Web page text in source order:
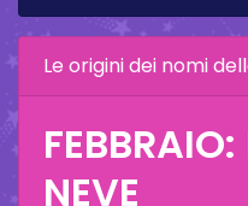
Le origini dei nomi
NEVE